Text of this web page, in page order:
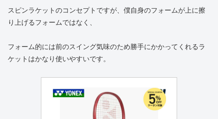
スピンラケットのコンセプトですが、僕自身のフォームが上に擦
り上げるフォームではなく、
フォーム的には前のスイング気味のため勝手にかかってくれるラ
ケットはかなり使いやすいです。